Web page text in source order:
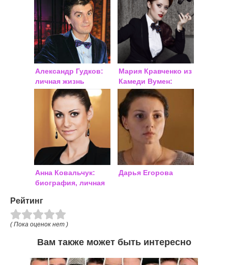
Александр Гудков:
личная жизнь
Мария Кравченко из
Камеди Вумен:
биография
Анна Ковальчук:
биография, личная
Дарья Егорова
Рейтинг
( Пока оценок нет )
Вам также может быть интересно